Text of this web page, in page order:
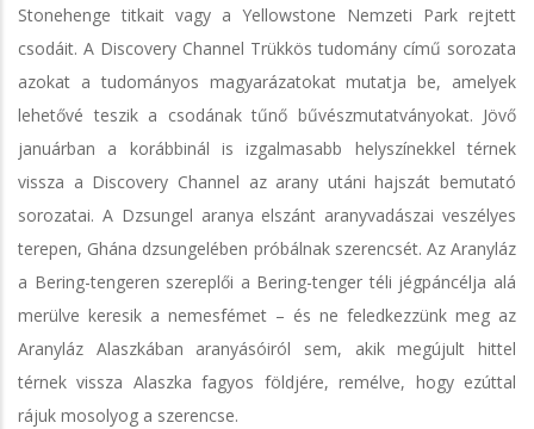
Stonehenge titkait vagy a Yellowstone Nemzeti Park rejtett
csodáit. A Discovery Channel Trükkös tudomány című sorozata
azokat a tudományos magyarázatokat mutatja be, amelyek
lehetővé teszik a csodának tűnő bűvészmutatványokat. Jövő
januárban a korábbinál is izgalmasabb helyszínekkel térnek
vissza a Discovery Channel az arany utáni hajszát bemutató
sorozatai. A Dzsungel aranya elszánt aranyvadászai veszélyes
terepen, Ghána dzsungelében próbálnak szerencsét. Az Aranyláz
a Bering-tengeren szereplői a Bering-tenger téli jégpáncélja alá
merülve keresik a nemesfémet – és ne feledkezzünk meg az
Aranyláz Alaszkában aranyásóiról sem, akik megújult hittel
térnek vissza Alaszka fagyos földjére, remélve, hogy ezúttal
rájuk mosolyog a szerencse.